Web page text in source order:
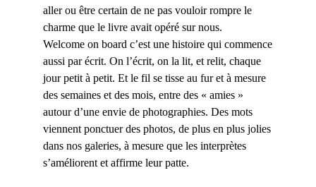
aller ou être certain de ne pas vouloir rompre le
charme que le livre avait opéré sur nous.
Welcome on board c’est une histoire qui commence
aussi par écrit. On l’écrit, on la lit, et relit, chaque
jour petit à petit. Et le fil se tisse au fur et à mesure
des semaines et des mois, entre des « amies »
autour d’une envie de photographies. Des mots
viennent ponctuer des photos, de plus en plus jolies
dans nos galeries, à mesure que les interprètes
s’améliorent et affirme leur patte.